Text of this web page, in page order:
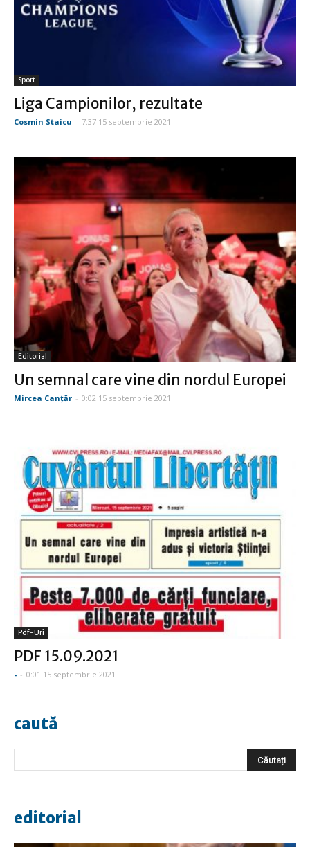
Sport
Liga Campionilor, rezultate
Cosmin Staicu - 7:37 15 septembrie 2021
Editorial
Un semnal care vine din nordul Europei
Mircea Canţăr - 0:02 15 septembrie 2021
Pdf-Uri
PDF 15.09.2021
- - 0:01 15 septembrie 2021
caută
editorial